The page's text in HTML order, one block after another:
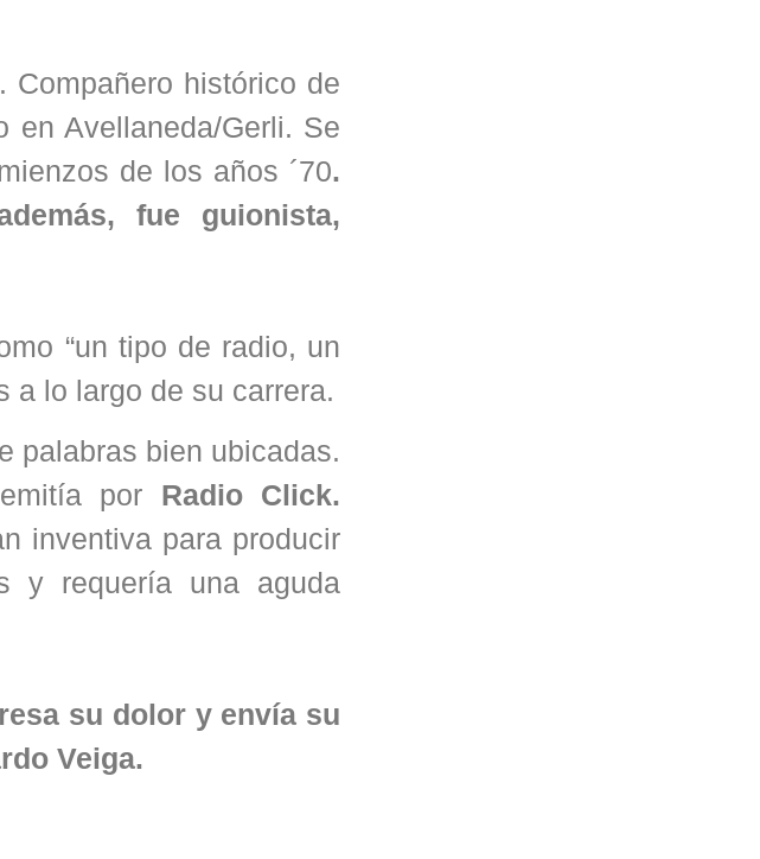
. Compañero histórico de
en Avellaneda/Gerli. Se
de los años ´70.
fue guionista,
“un tipo de radio, un
a lo largo de su carrera.
palabras bien ubicadas.
por Radio Click.
inventiva para producir
y requería una aguda
su dolor y envía su
Veiga.